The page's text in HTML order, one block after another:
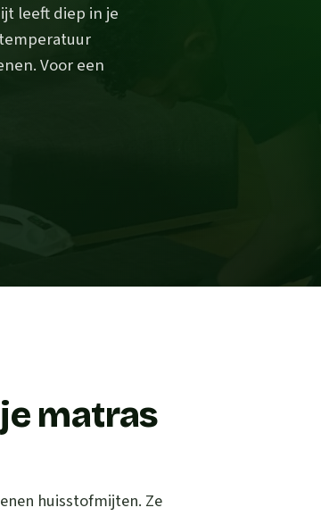
leeft diep in je
Voor een
matras
huisstofmijten. Ze